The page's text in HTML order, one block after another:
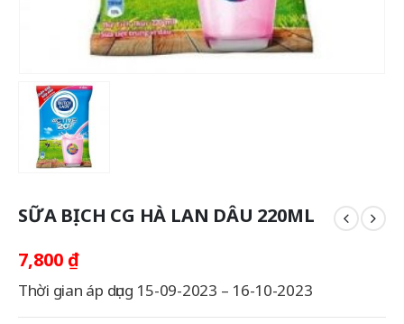
SỮA BỊCH CG HÀ LAN DÂU 220ML
7,800 ₫
Thời gian áp dụng 15-09-2023 – 16-10-2023